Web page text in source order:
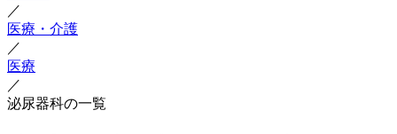
／
医療・介護
／
医療
／
泌尿器科の一覧